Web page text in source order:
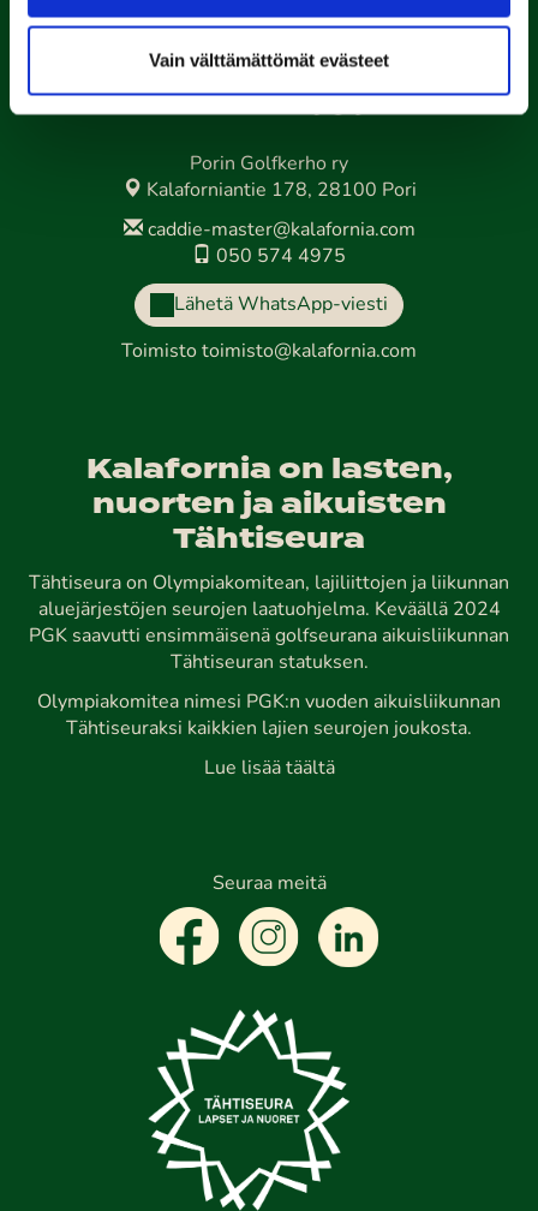
Vain välttämättömät evästeet
Porin Golfkerho ry
Kalaforniantie 178, 28100 Pori
caddie-master@kalafornia.com
050 574 4975
Lähetä WhatsApp-viesti
Toimisto toimisto@kalafornia.com
Kalafornia on lasten,
nuorten ja aikuisten
Tähtiseura
Tähtiseura on Olympiakomitean, lajiliittojen ja liikunnan
aluejärjestöjen seurojen laatuohjelma. Keväällä 2024
PGK saavutti ensimmäisenä golfseurana aikuisliikunnan
Tähtiseuran statuksen.
Olympiakomitea nimesi PGK:n vuoden aikuisliikunnan
Tähtiseuraksi kaikkien lajien seurojen joukosta.
Lue lisää täältä
Seuraa meitä